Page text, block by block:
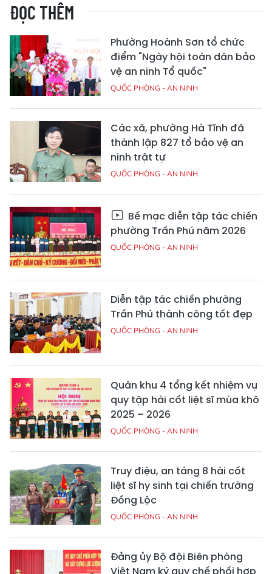
ĐỌC THÊM
Phường Hoành Sơn tổ chức
điểm "Ngày hội toàn dân bảo
vệ an ninh Tổ quốc"
QUỐC PHÒNG - AN NINH
Các xã, phường Hà Tĩnh đã
thành lập 827 tổ bảo vệ an
ninh trật tự
QUỐC PHÒNG - AN NINH
Bế mạc diễn tập tác chiến
phường Trần Phú năm 2026
QUỐC PHÒNG - AN NINH
Diễn tập tác chiến phường
Trần Phú thành công tốt đẹp
QUỐC PHÒNG - AN NINH
Quân khu 4 tổng kết nhiệm vụ
quy tập hài cốt liệt sĩ mùa khô
2025 – 2026
QUỐC PHÒNG - AN NINH
Truy điệu, an táng 8 hài cốt
liệt sĩ hy sinh tại chiến trường
Đồng Lộc
QUỐC PHÒNG - AN NINH
Đảng ủy Bộ đội Biên phòng
Việt Nam ký quy chế phối hợp